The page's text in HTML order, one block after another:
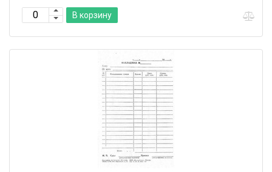
В корзину